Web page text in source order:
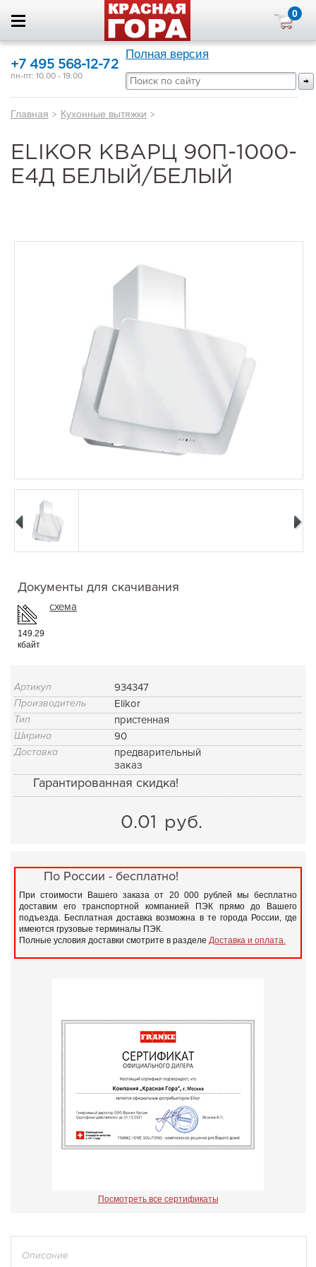
0
+7 495 568-12-72
пн-пт: 10.00 - 19.00
Полная версия
Главная > Кухонные вытяжки >
ELIKOR КВАРЦ 90П-1000-
Е4Д БЕЛЫЙ/БЕЛЫЙ
Документы для скачивания
149.29
кбайт
схема
Артикул 934347
Производитель Elikor
Тип пристенная
Ширина 90
Доставка
предварительный
заказ
Гарантированная скидка!
0.01 руб.
По России - бесплатно!
При стоимости Вашего заказа от 20 000 рублей мы бесплатно
доставим его транспортной компанией ПЭК прямо до Вашего
подъезда. Бесплатная доставка возможна в те города России, где
имеются грузовые терминалы ПЭК.
Полные условия доставки смотрите в разделе Доставка и оплата.
Посмотреть все сертификаты
Описание